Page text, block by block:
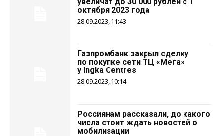
октября 2023 года
28.09.2023, 11:43
Газпромбанк закрыл сделку
по покупке сети ТЦ «Мега»
у Ingka Centres
28.09.2023, 10:14
Россиянам рассказали, до какого
числа стоит ждать новостей о
мобилизации